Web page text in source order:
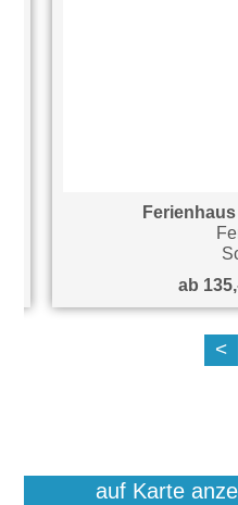
Ferienhaus
ab
<
auf Karte